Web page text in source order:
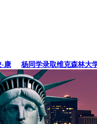
杨同学录取维克森林大学